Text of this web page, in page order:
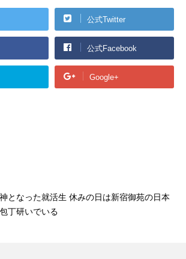
公式Twitter
公式Facebook
Google+
となった就活生 休みの日は新宿御苑の日本
丁研いでいる